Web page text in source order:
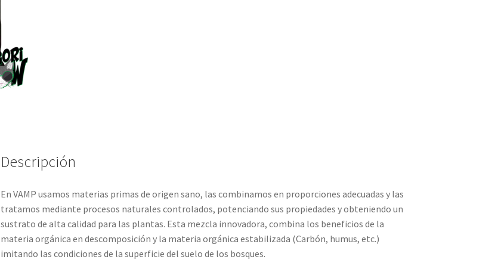
Descripción
En VAMP usamos materias primas de origen sano, las combinamos en proporciones adecuadas y las
tratamos mediante procesos naturales controlados, potenciando sus propiedades y obteniendo un
sustrato de alta calidad para las plantas. Esta mezcla innovadora, combina los beneficios de la
materia orgánica en descomposición y la materia orgánica estabilizada (Carbón, humus, etc.)
imitando las condiciones de la superficie del suelo de los bosques.